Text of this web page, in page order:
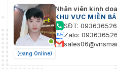
(Đang Online)
Nhân viên kinh
KHU VỰC MIỀN
SĐT:
Zalo: